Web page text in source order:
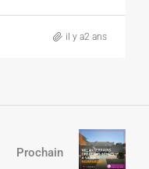
il y a2 ans
Prochain